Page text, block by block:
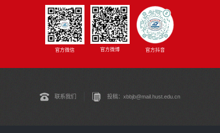
官方微信 官方微博 官方抖音
联系我们 投稿：xbbjb@mail.hust.edu.cn